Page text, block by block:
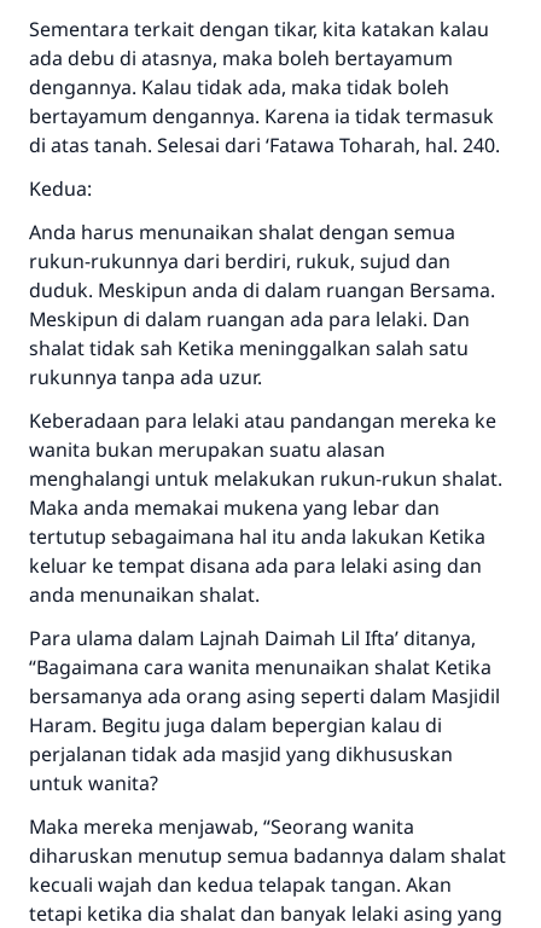
Sementara terkait dengan tikar, kita katakan kalau
ada debu di atasnya, maka boleh bertayamum
dengannya. Kalau tidak ada, maka tidak boleh
bertayamum dengannya. Karena ia tidak termasuk
di atas tanah. Selesai dari ‘Fatawa Toharah, hal. 240.
Kedua:
Anda harus menunaikan shalat dengan semua
rukun-rukunnya dari berdiri, rukuk, sujud dan
duduk. Meskipun anda di dalam ruangan Bersama.
Meskipun di dalam ruangan ada para lelaki. Dan
shalat tidak sah Ketika meninggalkan salah satu
rukunnya tanpa ada uzur.
Keberadaan para lelaki atau pandangan mereka ke
wanita bukan merupakan suatu alasan
menghalangi untuk melakukan rukun-rukun shalat.
Maka anda memakai mukena yang lebar dan
tertutup sebagaimana hal itu anda lakukan Ketika
keluar ke tempat disana ada para lelaki asing dan
anda menunaikan shalat.
Para ulama dalam Lajnah Daimah Lil Ifta’ ditanya,
“Bagaimana cara wanita menunaikan shalat Ketika
bersamanya ada orang asing seperti dalam Masjidil
Haram. Begitu juga dalam bepergian kalau di
perjalanan tidak ada masjid yang dikhususkan
untuk wanita?
Maka mereka menjawab, “Seorang wanita
diharuskan menutup semua badannya dalam shalat
kecuali wajah dan kedua telapak tangan. Akan
tetapi ketika dia shalat dan banyak lelaki asing yang